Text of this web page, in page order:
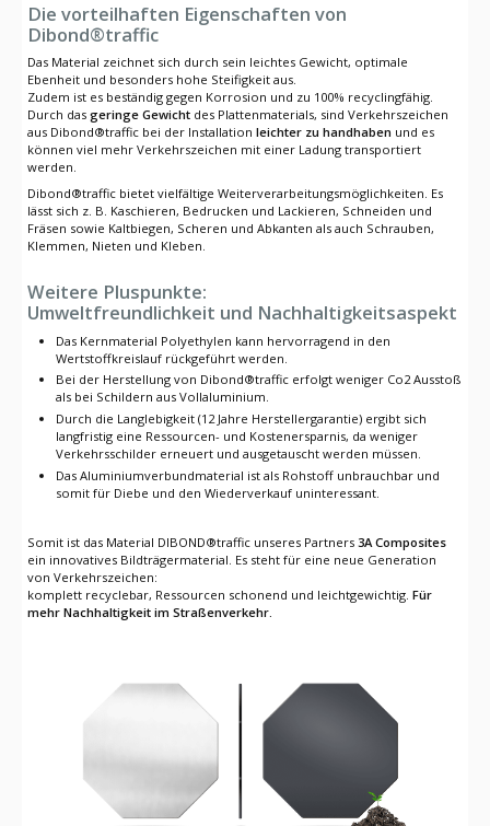
Die vorteilhaften Eigenschaften von
Dibond®traffic
Das Material zeichnet sich durch sein leichtes Gewicht, optimale
Ebenheit und besonders hohe Steifigkeit aus.
Zudem ist es beständig gegen Korrosion und zu 100% recyclingfähig.
Durch dasgeringe Gewicht des Plattenmaterials, sind Verkehrszeichen
aus Dibond®traffic bei der Installationleichter zu handhaben und es
können viel mehr Verkehrszeichen mit einer Ladung transportiert
werden.
Dibond®traffic bietet vielfältige Weiterverarbeitungsmöglichkeiten. Es
lässt sich z. B. Kaschieren, Bedrucken und Lackieren, Schneiden und
Fräsen sowie Kaltbiegen, Scheren und Abkanten als auch Schrauben,
Klemmen, Nieten und Kleben.
Weitere Pluspunkte:
Umweltfreundlichkeit und Nachhaltigkeitsaspekt
Das Kernmaterial Polyethylen kann hervorragend in den
Wertstoffkreislauf rückgeführt werden.
Bei der Herstellung von Dibond®traffic erfolgt weniger Co2 Ausstoß
als bei Schildern aus Vollaluminium.
Durch die Langlebigkeit (12 Jahre Herstellergarantie) ergibt sich
langfristig eine Ressourcen- und Kostenersparnis, da weniger
Verkehrsschilder erneuert und ausgetauscht werden müssen.
Das Aluminiumverbundmaterial ist als Rohstoff unbrauchbar und
somit für Diebe und den Wiederverkauf uninteressant.
Somit ist das Material DIBOND®traffic unseres Partners3A Composites
ein innovatives Bildträgermaterial. Es steht für eine neue Generation
von Verkehrszeichen:
komplett recyclebar, Ressourcen schonend und leichtgewichtig.Für
mehr Nachhaltigkeit im Straßenverkehr.